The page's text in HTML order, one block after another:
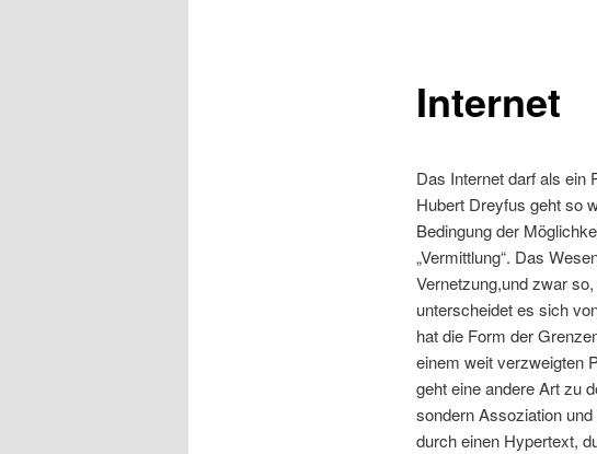
Internet
Das Internet darf als ein
Hubert Dreyfus geht so
Bedingung der
„Vermittlung“. Das
Vernetzung,und zwar
unterscheidet es sich
hat die Form der
einem weit verzweigten
geht eine andere Art zu
sondern Assoziation
durch einen Hypertext,